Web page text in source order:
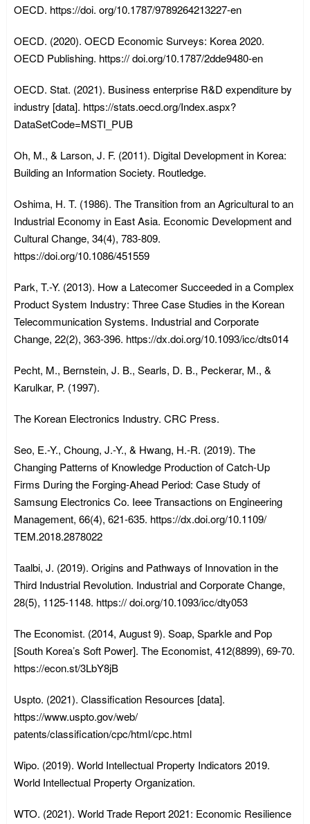
OECD. https://doi. org/10.1787/9789264213227-en
OECD. (2020). OECD Economic Surveys: Korea 2020.
OECD Publishing. https:// doi.org/10.1787/2dde9480-en
OECD. Stat. (2021). Business enterprise R&D expenditure by
industry [data]. https://stats.oecd.org/Index.aspx?
DataSetCode=MSTI_PUB
Oh, M., & Larson, J. F. (2011). Digital Development in Korea:
Building an Information Society. Routledge.
Oshima, H. T. (1986). The Transition from an Agricultural to an
Industrial Economy in East Asia. Economic Development and
Cultural Change, 34(4), 783-809.
https://doi.org/10.1086/451559
Park, T.-Y. (2013). How a Latecomer Succeeded in a Complex
Product System Industry: Three Case Studies in the Korean
Telecommunication Systems. Industrial and Corporate
Change, 22(2), 363-396. https://dx.doi.org/10.1093/icc/dts014
Pecht, M., Bernstein, J. B., Searls, D. B., Peckerar, M., &
Karulkar, P. (1997).
The Korean Electronics Industry. CRC Press.
Seo, E.-Y., Choung, J.-Y., & Hwang, H.-R. (2019). The
Changing Patterns of Knowledge Production of Catch-Up
Firms During the Forging-Ahead Period: Case Study of
Samsung Electronics Co. Ieee Transactions on Engineering
Management, 66(4), 621-635. https://dx.doi.org/10.1109/
TEM.2018.2878022
Taalbi, J. (2019). Origins and Pathways of Innovation in the
Third Industrial Revolution. Industrial and Corporate Change,
28(5), 1125-1148. https:// doi.org/10.1093/icc/dty053
The Economist. (2014, August 9). Soap, Sparkle and Pop
[South Korea’s Soft Power]. The Economist, 412(8899), 69-70.
https://econ.st/3LbY8jB
Uspto. (2021). Classification Resources [data].
https://www.uspto.gov/web/
patents/classification/cpc/html/cpc.html
Wipo. (2019). World Intellectual Property Indicators 2019.
World Intellectual Property Organization.
WTO. (2021). World Trade Report 2021: Economic Resilience